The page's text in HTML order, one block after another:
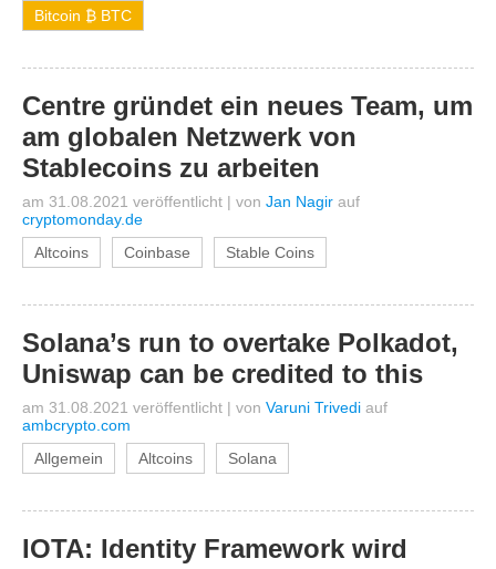
Bitcoin ₿ BTC
Centre gründet ein neues Team, um
am globalen Netzwerk von
Stablecoins zu arbeiten
am 31.08.2021 veröffentlicht | von Jan Nagir auf
cryptomonday.de
Altcoins
Coinbase Stable Coins
Solana’s run to overtake Polkadot,
Uniswap can be credited to this
am 31.08.2021 veröffentlicht | von Varuni Trivedi auf
ambcrypto.com
Allgemein
Altcoins Solana
IOTA: Identity Framework wird